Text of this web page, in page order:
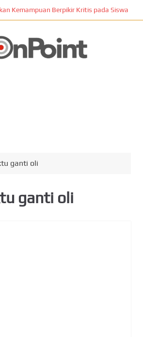
Kemampuan Berpikir Kritis pada Siswa
ganti oli
ganti oli